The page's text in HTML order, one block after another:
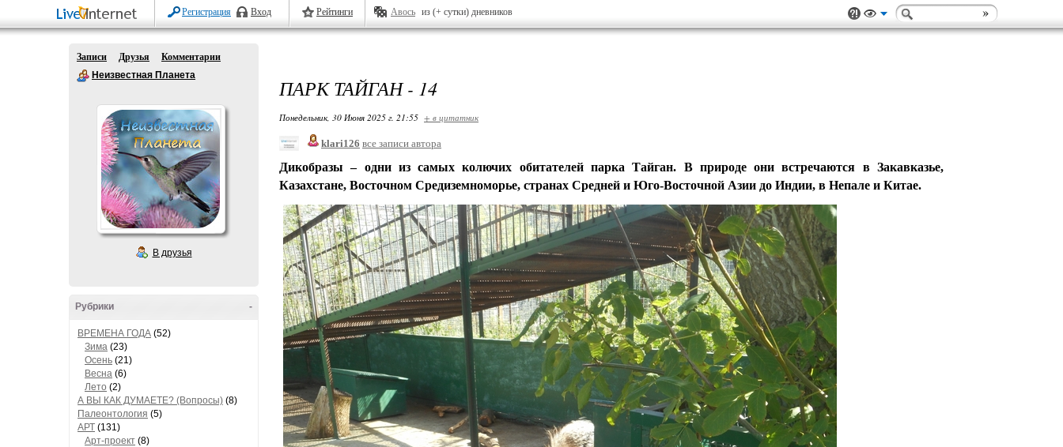
Регистрация Вход Рейтинги Авось из (+ сутки) дневников
Записи Друзья
Комментарии
Неизвестная Планета
В друзья
-
Рубрики
ВРЕМЕНА ГОДА (52)
Зима (23)
Осень (21)
Весна (6)
Лето (2)
А ВЫ КАК ДУМАЕТЕ? (Вопросы) (8)
Палеонтология (5)
АРТ (131)
Арт-проект (8)
ПАРК ТАЙГАН - 14
Понедельник, 30 Июня 2025 г. 21:55 + в цитатник
klari126 все записи автора
Дикобразы–одни из самых колючих обитателей парка Тайган. В природе они встречаются в Закавказье,
Казахстане, Восточном Средиземноморье, странах Средней и Юго-Восточной Азии до Индии, в Непале и Китае.